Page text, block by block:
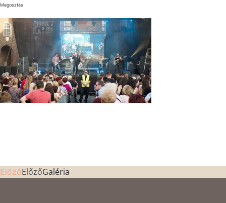
Megosztás
ElőzőElőzőGaléria